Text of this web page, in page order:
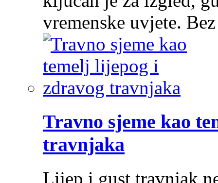
vremenske uvjete.
Travno sjeme kao
travnjaka
Lijep i gust travnjak